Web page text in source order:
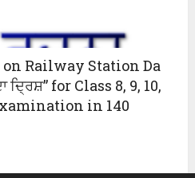
Railway Station Da
for Class 8, 9, 10,
in 140